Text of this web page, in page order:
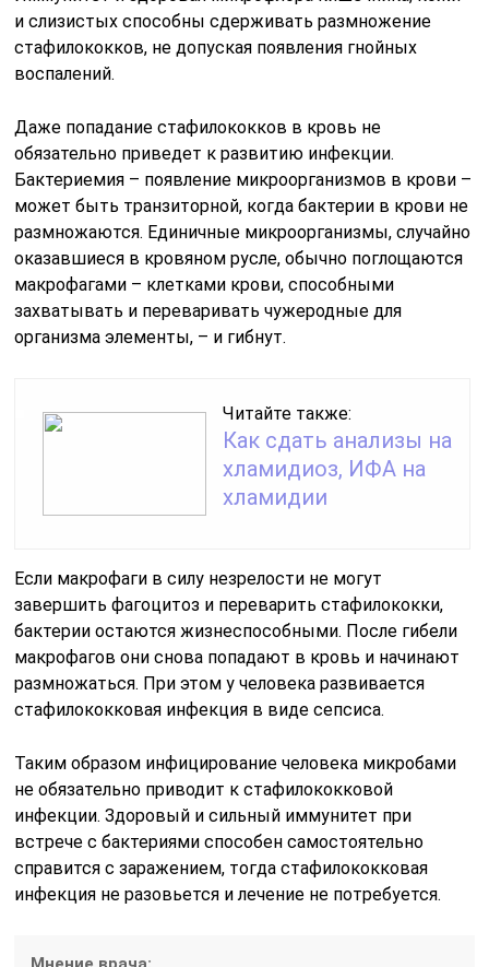
и слизистых способны сдерживать размножение
стафилококков, не допуская появления гнойных
воспалений.
Даже попадание стафилококков в кровь не
обязательно приведет к развитию инфекции.
Бактериемия – появление микроорганизмов в крови –
может быть транзиторной, когда бактерии в крови не
размножаются. Единичные микроорганизмы, случайно
оказавшиеся в кровяном русле, обычно поглощаются
макрофагами – клетками крови, способными
захватывать и переваривать чужеродные для
организма элементы, – и гибнут.
Читайте также:
Как сдать анализы на
хламидиоз, ИФА на
хламидии
Если макрофаги в силу незрелости не могут
завершить фагоцитоз и переварить стафилококки,
бактерии остаются жизнеспособными. После гибели
макрофагов они снова попадают в кровь и начинают
размножаться. При этом у человека развивается
стафилококковая инфекция в виде сепсиса.
Таким образом инфицирование человека микробами
не обязательно приводит к стафилококковой
инфекции. Здоровый и сильный иммунитет при
встрече с бактериями способен самостоятельно
справится с заражением, тогда стафилококковая
инфекция не разовьется и лечение не потребуется.